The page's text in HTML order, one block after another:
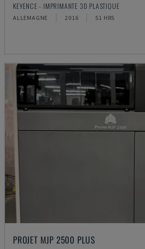
KEYENCE - IMPRIMANTE 3D PLASTIQUE
ALLEMAGNE 2016 51 HRS
PROJET MJP 2500 PLUS